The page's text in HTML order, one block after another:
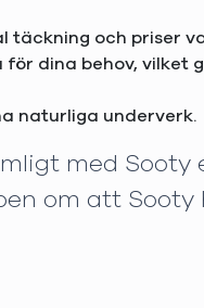
täckning och priser
dina behov, vilket
naturliga underverk.
med Sooty
om att Sooty